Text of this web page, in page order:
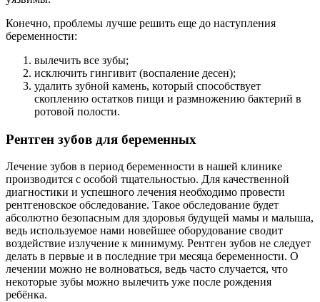
Конечно, проблемы лучше решить еще до наступления
беременности:
вылечить все зубы;
исключить гингивит (воспаление десен);
удалить зубной камень, который способствует
скоплению остатков пищи и размножению бактерий в
ротовой полости.
Рентген зубов для беременных
Лечение зубов в период беременности в нашей клинике
производится с особой тщательностью. Для качественной
диагностики и успешного лечения необходимо провести
рентгеновское обследование. Такое обследование будет
абсолютно безопасным для здоровья будущей мамы и малыша,
ведь используемое нами новейшее оборудование сводит
воздействие излучение к минимуму. Рентген зубов не следует
делать в первые и в последние три месяца беременности. О
лечении можно не волноваться, ведь часто случается, что
некоторые зубы можно вылечить уже после рождения
ребёнка.